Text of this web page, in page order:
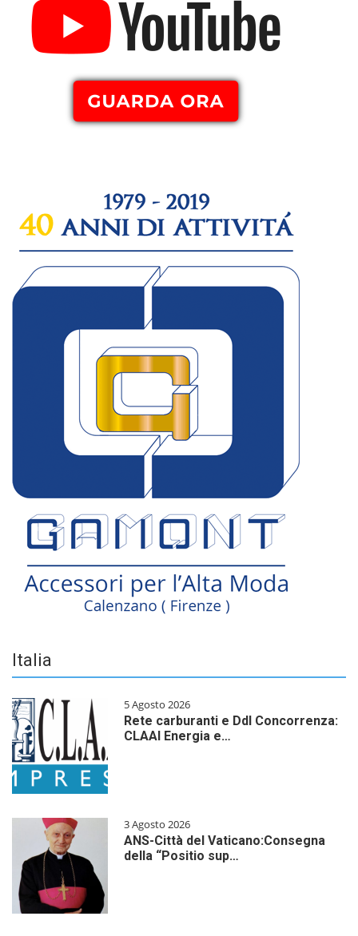
Italia
5 Agosto 2026
Rete carburanti e Ddl Concorrenza:
CLAAI Energia e…
3 Agosto 2026
ANS-Città del Vaticano:Consegna
della “Positio sup…